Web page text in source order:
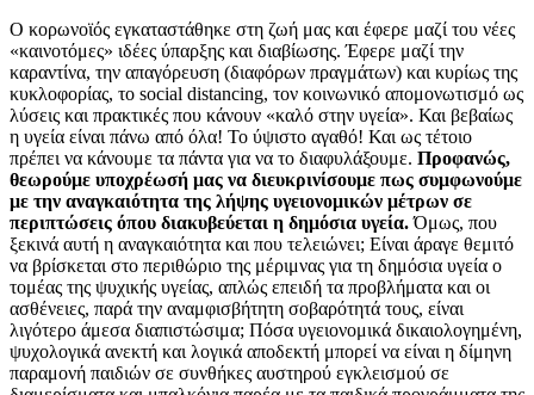
Ο κορωνοϊός εγκαταστάθηκε στη ζωή μας και έφερε μαζί του νέες
«καινοτόμες» ιδέες ύπαρξης και διαβίωσης. Έφερε μαζί την
καραντίνα, την απαγόρευση (διαφόρων πραγμάτων) και κυρίως της
κυκλοφορίας, το social distancing, τον κοινωνικό απομονωτισμό ως
λύσεις και πρακτικές που κάνουν «καλό στην υγεία». Και βεβαίως
η υγεία είναι πάνω από όλα! Το ύψιστο αγαθό! Και ως τέτοιο
πρέπει να κάνουμε τα πάντα για να το διαφυλάξουμε. Προφανώς,
θεωρούμε υποχρέωσή μας να διευκρινίσουμε πως συμφωνούμε
με την αναγκαιότητα της λήψης υγειονομικών μέτρων σε
περιπτώσεις όπου διακυβεύεται η δημόσια υγεία.Όμως, που
ξεκινά αυτή η αναγκαιότητα και που τελειώνει; Είναι άραγε θεμιτό
να βρίσκεται στο περιθώριο της μέριμνας για τη δημόσια υγεία ο
τομέας της ψυχικής υγείας, απλώς επειδή τα προβλήματα και οι
ασθένειες, παρά την αναμφισβήτητη σοβαρότητά τους, είναι
λιγότερο άμεσα διαπιστώσιμα; Πόσα υγειονομικά δικαιολογημένη,
ψυχολογικά ανεκτή και λογικά αποδεκτή μπορεί να είναι η δίμηνη
παραμονή παιδιών σε συνθήκες αυστηρού εγκλεισμού σε